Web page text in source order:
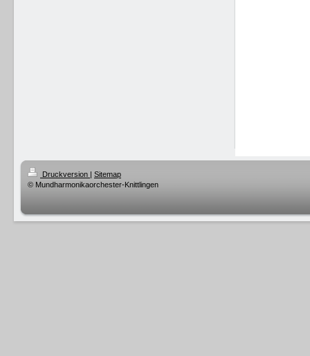
Druckversion | Sitemap
© Mundharmonikaorchester-Knittlingen